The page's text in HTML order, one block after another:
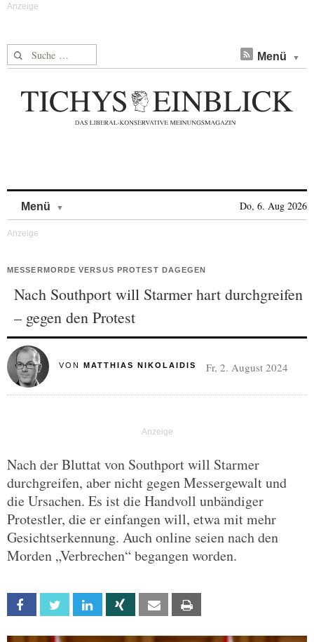
Suche nach: Menü
Menü Do, 6. Aug 2026
MESSERMORDE VERSUS PROTEST DAGEGEN
Nach Southport will Starmer hart durchgreifen
– gegen den Protest
VON MATTHIAS NIKOLAIDIS Fr, 2. August 2024
Nach der Bluttat von Southport will Starmer
durchgreifen, aber nicht gegen Messergewalt und
die Ursachen. Es ist die Handvoll unbändiger
Protestler, die er einfangen will, etwa mit mehr
Gesichtserkennung. Auch online seien nach den
Morden „Verbrechen“ begangen worden.
Facebook Twitter Linkedin Xing Email